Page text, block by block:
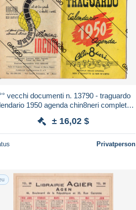
vecchi documenti n. 13790 - traguardo
1950 agenda chin8neri completo °
± 16,02 $
Privatperson